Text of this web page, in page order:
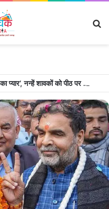
बारनवापारा अभ्यारण्य में दिखा ‘मां का प्यार’, नन्हें शावकों को पीठ पर बैठाकर घूमती दिखी मादा भालू